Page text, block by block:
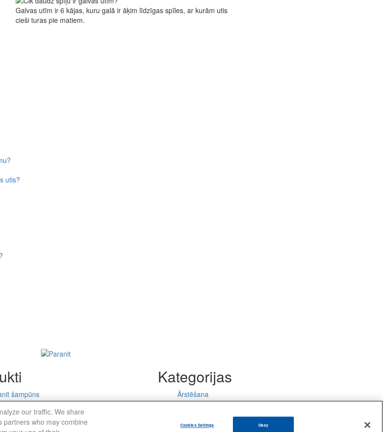
Galvas utīm ir 6 kājas, kuru galā ir āķim līdzīgas spīles, ar kurām utis
cieši turas pie matiem.
utis?
šampūns
Kategorijas
Ārstēšana
karte Privacy Notice
our traffic. We share
partners who may combine
Cookies Settings Okay